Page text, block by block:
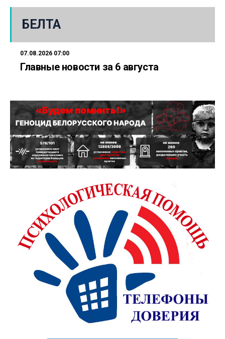
БЕЛТА
07.08.2026 07:00
Главные новости за 6 августа